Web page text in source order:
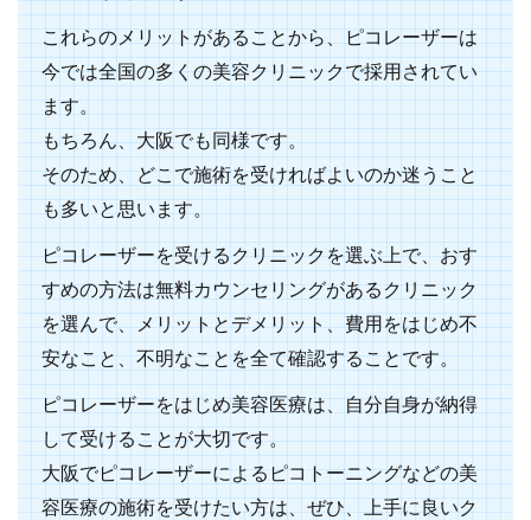
これらのメリットがあることから、ピコレーザーは
今では全国の多くの美容クリニックで採用されてい
ます。
もちろん、大阪でも同様です。
そのため、どこで施術を受ければよいのか迷うこと
も多いと思います。
ピコレーザーを受けるクリニックを選ぶ上で、おす
すめの方法は無料カウンセリングがあるクリニック
を選んで、メリットとデメリット、費用をはじめ不
安なこと、不明なことを全て確認することです。
ピコレーザーをはじめ美容医療は、自分自身が納得
して受けることが大切です。
大阪でピコレーザーによるピコトーニングなどの美
容医療の施術を受けたい方は、ぜひ、上手に良いク